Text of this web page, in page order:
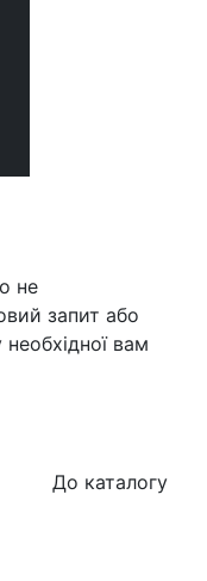
не
запит або
вам
До каталогу